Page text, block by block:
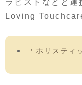
ラピストなどと連
Loving
ホリスティ